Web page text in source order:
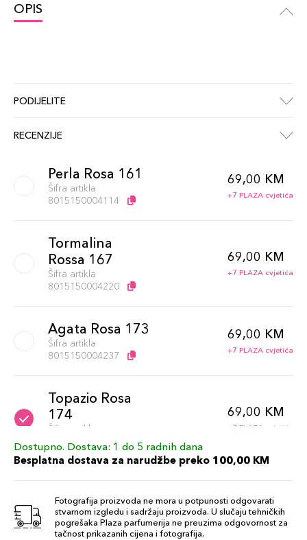
OPIS
PODIJELITE
RECENZIJE
Perla Rosa 161
Šifra artikla
8015150004114
69,00 KM
+7 PLAZA cvjetića
Tormalina
Rossa 167
Šifra artikla
8015150004220
69,00 KM
+7 PLAZA cvjetića
Agata Rosa 173
Šifra artikla
8015150004237
69,00 KM
+7 PLAZA cvjetića
Topazio Rosa
174
Šifra artikla
8015150004244
69,00 KM
+7 PLAZA cvjetića
164
Šifra artikla
8015150004169
69,00 KM
+7 PLAZA cvjetića
Dostupno. Dostava: 1 do 5 radnih dana
Besplatna dostava za narudžbe preko 100,00 KM
Fotografija proizvoda ne mora u potpunosti odgovarati
stvarnom izgledu i sadržaju proizvoda. U slučaju tehničkih
pogrešaka Plaza parfumerija ne preuzima odgovornost za
tačnost prikazanih cijena i fotografija.